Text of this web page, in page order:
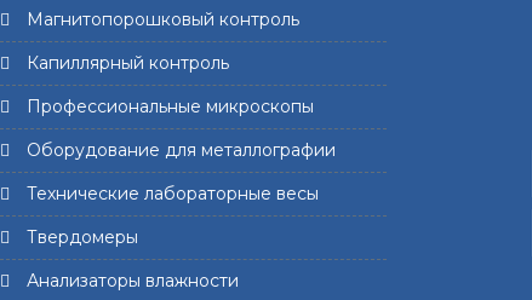
Магнитопорошковый контроль
Капиллярный контроль
Профессиональные микроскопы
Оборудование для металлографии
Технические лабораторные весы
Твердомеры
Анализаторы влажности